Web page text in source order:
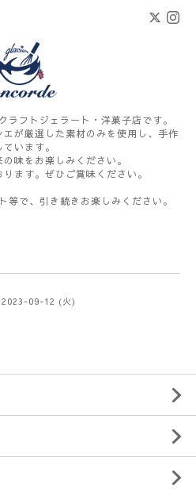
ラフトジェラート・洋菓子店です。
が厳選した素材のみを使用し、手作
ています。
味をお楽しみください。
ます。ぜひご賞味ください。
等で、引き続きお楽しみください。
09-12 (火)